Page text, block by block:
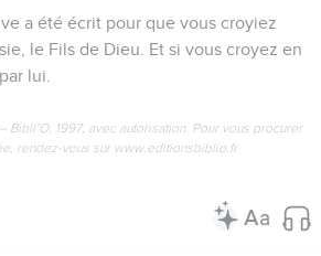
a été écrit pour que vous croyiez
le Fils de Dieu. Et si vous croyez en
lui.
1997, avec autorisation. Pour vous procurer
rendez-vous sur www.editionsbiblio.fr